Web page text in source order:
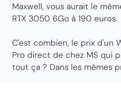
Maxwell, vous aurait le
RTX 3050 6Go à 190 euros.
C'est combien, le prix d'un
Pro direct de chez MS qui
tout ça ? Dans les mêmes